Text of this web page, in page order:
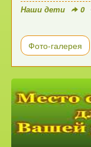
Наши дети 0
Фото-галерея